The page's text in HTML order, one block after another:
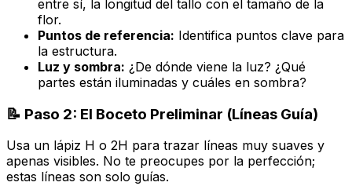
entre sí, la longitud del tallo con el tamaño de la
flor.
Puntos de referencia: Identifica puntos clave para
la estructura.
Luz y sombra: ¿De dónde viene la luz? ¿Qué
partes están iluminadas y cuáles en sombra?
📝 Paso 2: El Boceto Preliminar (Líneas Guía)
Usa un lápiz H o 2H para trazar líneas muy suaves y
apenas visibles. No te preocupes por la perfección;
estas líneas son solo guías.